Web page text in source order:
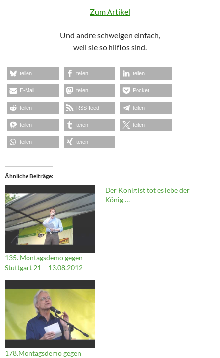
Zum Artikel
Und andre schweigen einfach,
weil sie so hilflos sind.
teilen teilen teilen
E-Mail teilen Pocket
teilen RSS-feed teilen
teilen teilen teilen
teilen teilen
Ähnliche Beiträge
135. Montagsdemo gegen
Stuttgart 21 – 13.08.2012
Der König ist tot es lebe der
König …
178.Montagsdemo gegen